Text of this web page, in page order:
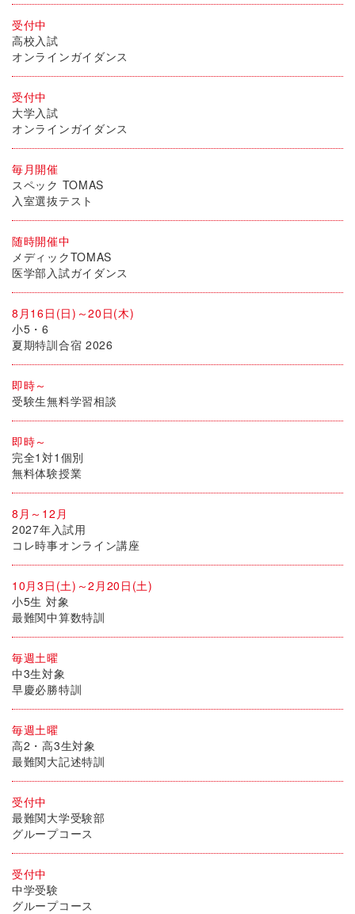
受付中
高校入試
オンラインガイダンス
受付中
大学入試
オンラインガイダンス
毎月開催
スペック TOMAS
入室選抜テスト
随時開催中
メディックTOMAS
医学部入試ガイダンス
8月16日(日)～20日(木)
小5・6
夏期特訓合宿 2026
即時～
受験生無料学習相談
即時～
完全1対1個別
無料体験授業
8月～12月
2027年入試用
コレ時事オンライン講座
10月3日(土)～2月20日(土)
小5生 対象
最難関中算数特訓
毎週土曜
中3生対象
早慶必勝特訓
毎週土曜
高2・高3生対象
最難関大記述特訓
受付中
最難関大学受験部
グループコース
受付中
中学受験
グループコース